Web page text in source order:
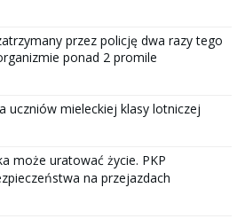
przez policję dwa razy tego
ponad 2 promile
uczniów mieleckiej klasy lotniczej
może uratować życie. PKP
na przejazdach